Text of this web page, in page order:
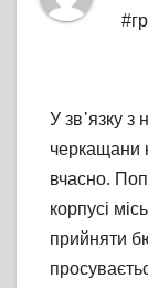
У зв᾽язку з
черкащани
вчасно.
корпусі
прийняти